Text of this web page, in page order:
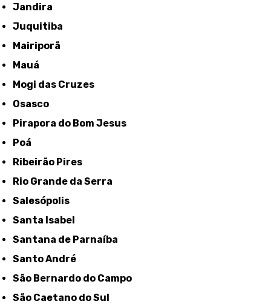
Jandira
Juquitiba
Mairiporã
Mauá
Mogi das Cruzes
Osasco
Pirapora do Bom Jesus
Poá
Ribeirão Pires
Rio Grande da Serra
Salesópolis
Santa Isabel
Santana de Parnaíba
Santo André
São Bernardo do Campo
São Caetano do Sul